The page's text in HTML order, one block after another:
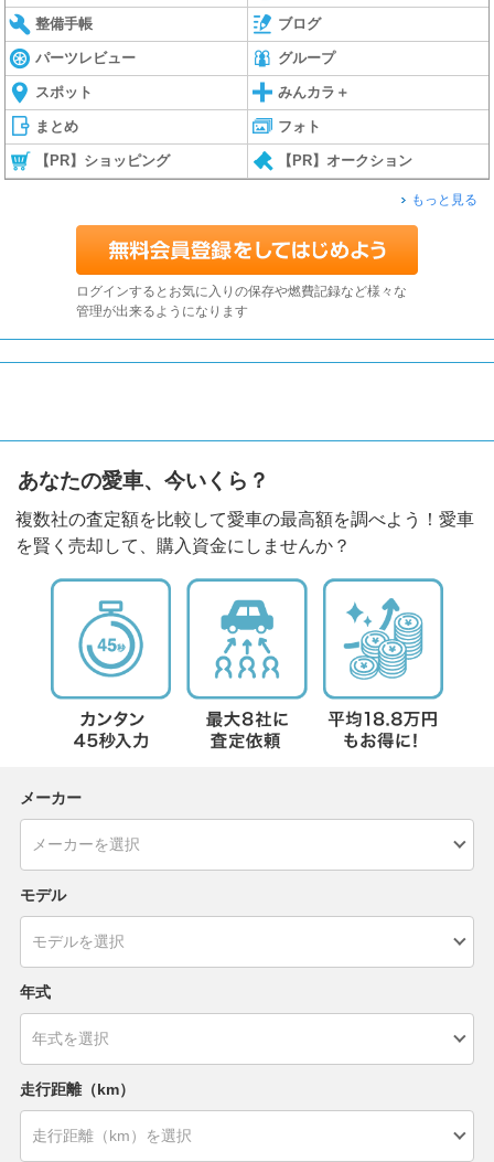
整備手帳 ブログ
パーツレビュー グループ
スポット みんカラ＋
まとめ フォト
【PR】ショッピング 【PR】オークション
もっと見る
ログインするとお気に入りの保存や燃費記録など様々な
管理が出来るようになります
あなたの愛車、今いくら？
複数社の査定額を比較して愛車の最高額を調べよう！愛車
を賢く売却して、購入資金にしませんか？
メーカー
モデル
年式
走行距離（km）